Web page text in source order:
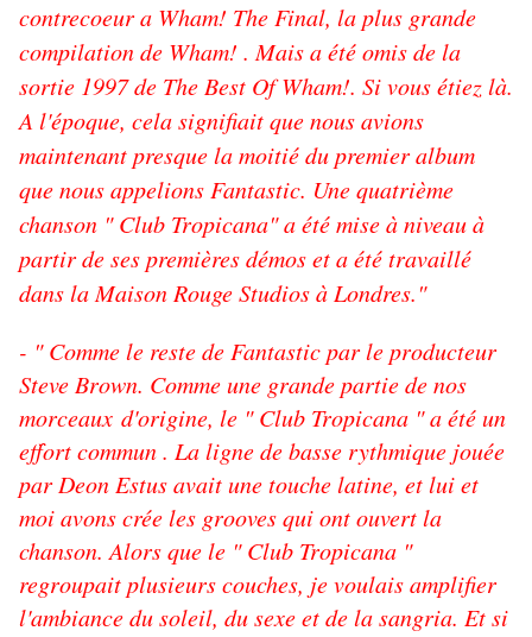
contrecoeur a Wham! The Final, la plus grande
compilation de Wham! . Mais a été omis de la
sortie 1997 de The Best Of Wham!. Si vous étiez là.
A l'époque, cela signifiait que nous avions
maintenant presque la moitié du premier album
que nous appelions Fantastic. Une quatrième
chanson " Club Tropicana" a été mise à niveau à
partir de ses premières démos et a été travaillé
dans la Maison Rouge Studios à Londres."
- " Comme le reste de Fantastic par le producteur
Steve Brown. Comme une grande partie de nos
morceaux d'origine, le " Club Tropicana " a été un
effort commun . La ligne de basse rythmique jouée
par Deon Estus avait une touche latine, et lui et
moi avons crée les grooves qui ont ouvert la
chanson. Alors que le " Club Tropicana "
regroupait plusieurs couches, je voulais amplifier
l'ambiance du soleil, du sexe et de la sangria. Et si